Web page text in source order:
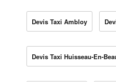
Devis Taxi Ambloy
Devis Taxi Huisseau-En-